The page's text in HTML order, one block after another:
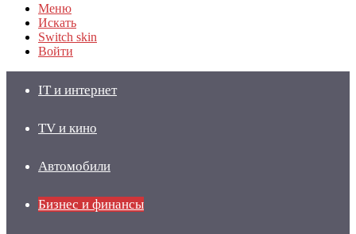
Меню
Искать
Switch skin
Войти
IT и интернет
TV и кино
Автомобили
Бизнес и финансы